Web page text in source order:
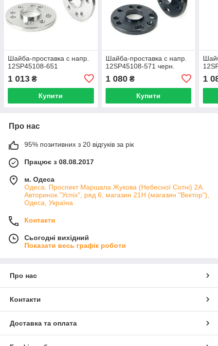
Шайба-проставка с напр.
12SP45108-651
1 013 ₴
Купити
Шайба-проставка с напр.
12SP45108-571 черн.
1 080₴
Купити
1
Про нас
95% позитивних з 20 відгуків за рік
Працює з 08.08.2017
м. Одеса
Одеса. Проспект Маршала Жукова (Небесної Сотні) 2А.
Авторинок "Успіх", ряд 6, магазин 21Н (магазин "Вектор"),
Одеса, Україна
Контакти
Сьогодні вихідний
Показати весь графік роботи
Про нас
Контакти
Доставка та оплата